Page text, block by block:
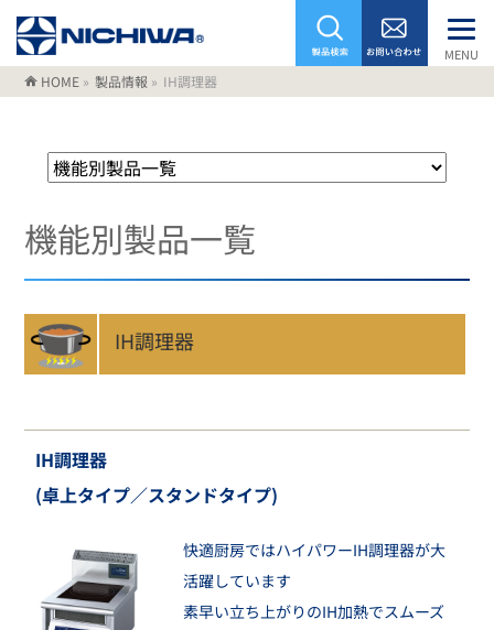
MENU
HOME » 製品情報 » IH調理器
機能別製品一覧
IH調理器
IH調理器
(卓上タイプ／スタンドタイプ)
快適厨房ではハイパワーIH調理器が大
活躍しています
素早い立ち上がりのIH加熱でスムーズ